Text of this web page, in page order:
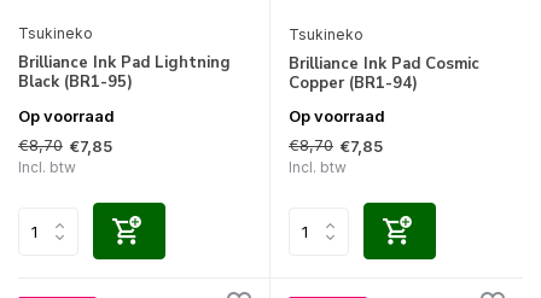
Tsukineko
Brilliance Ink Pad Lightning
Black (BR1-95)
Op voorraad
€8,70 €7,85
Incl. btw
Tsukineko
Brilliance Ink Pad Cosmic
Copper (BR1-94)
Op voorraad
€8,70 €7,85
Incl. btw